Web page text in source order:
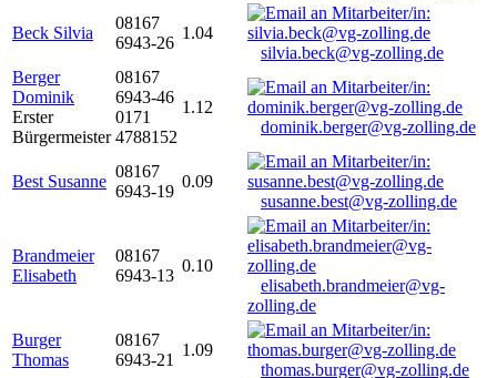
Beck Silvia
08167
6943-26
1.04
silvia.beck@vg-zolling.de
Berger
Dominik
Erster
Bürgermeister
08167
6943-46
0171
4788152
1.12
dominik.berger@vg-zolling.de
Best Susanne
08167
6943-19
0.09
susanne.best@vg-zolling.de
Brandmeier
Elisabeth
08167
6943-13
0.10
elisabeth.brandmeier@vg-
zolling.de
Burger
Thomas
08167
6943-21
1.09
thomas.burger@vg-zolling.de